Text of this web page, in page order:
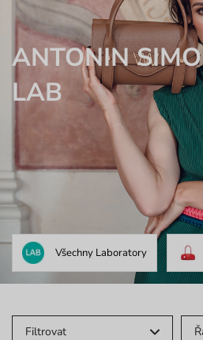
ANTONIN
LAB
Všechny Laboratory
Filtrovat